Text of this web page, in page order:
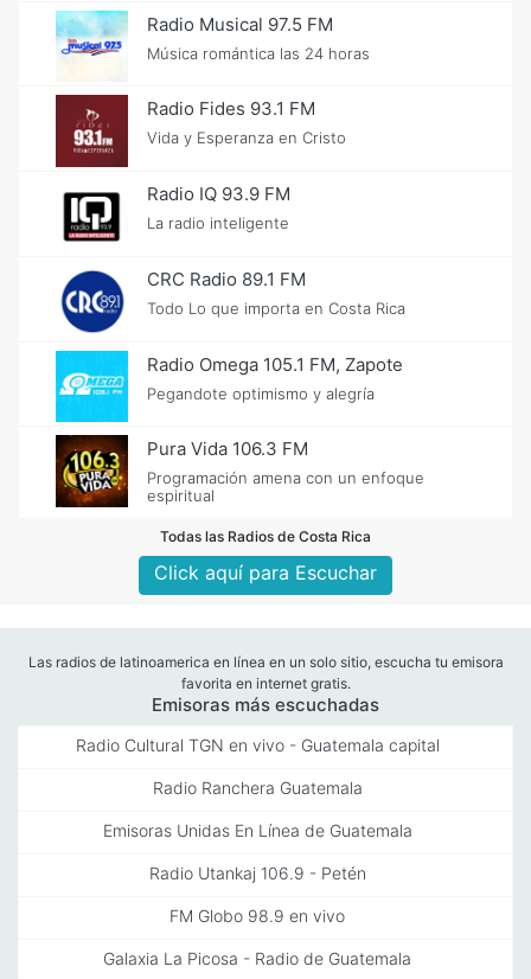
Radio Musical 97.5 FM
Música romántica las 24 horas
Radio Fides 93.1 FM
Vida y Esperanza en Cristo
Radio IQ 93.9 FM
La radio inteligente
CRC Radio 89.1 FM
Todo Lo que importa en Costa Rica
Radio Omega 105.1 FM, Zapote
Pegandote optimismo y alegría
Pura Vida 106.3 FM
Programación amena con un enfoque
espiritual
Todas las Radios de Costa Rica
Click aquí para Escuchar
Las radios de latinoamerica en línea en un solo sitio, escucha tu emisora
favorita en internet gratis.
Emisoras más escuchadas
Radio Cultural TGN en vivo - Guatemala capital
Radio Ranchera Guatemala
Emisoras Unidas En Línea de Guatemala
Radio Utankaj 106.9 - Petén
FM Globo 98.9 en vivo
Galaxia La Picosa - Radio de Guatemala